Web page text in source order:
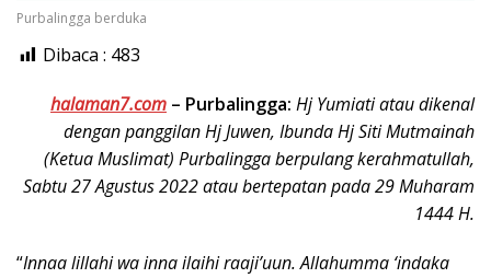
Purbalingga berduka
Dibaca : 483
halaman7.com – Purbalingga: Hj Yumiati atau dikenal
dengan panggilan Hj Juwen, Ibunda Hj Siti Mutmainah
(Ketua Muslimat) Purbalingga berpulang kerahmatullah,
Sabtu 27 Agustus 2022 atau bertepatan pada 29 Muharam
1444 H.
“Innaa lillahi wa inna ilaihi raaji’uun. Allahumma ‘indaka